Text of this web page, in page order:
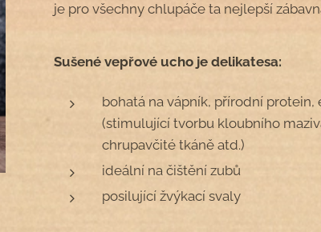
je pro všechny chlupáče ta nejlepší
Sušené vepřové ucho je delikatesa:
bohatá na vápník, přírodní protein,
(stimulující tvorbu kloubního
chrupavčité tkáně atd.)
ideální na čištění zubů
posilující žvýkací svaly